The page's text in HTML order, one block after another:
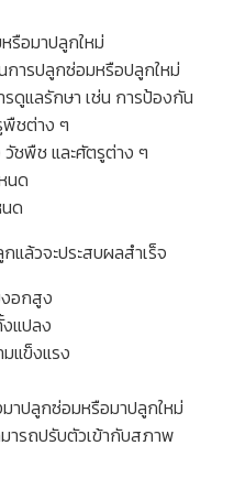
รือมาปลูกใหม่
นการปลูกซ่อมหรือปลูกใหม่
ดูแลรักษา เช่น การป้องกัน
พืชต่าง ๆ
วัชพืช และศัตรูต่าง ๆ
นด
ด
แล้วจะประสบผลสำเร็จ
งอกสูง
แปลง
แข็งแรง
าปลูกซ่อมหรือมาปลูกใหม่
ารถปรับตัวเข้ากับสภาพ